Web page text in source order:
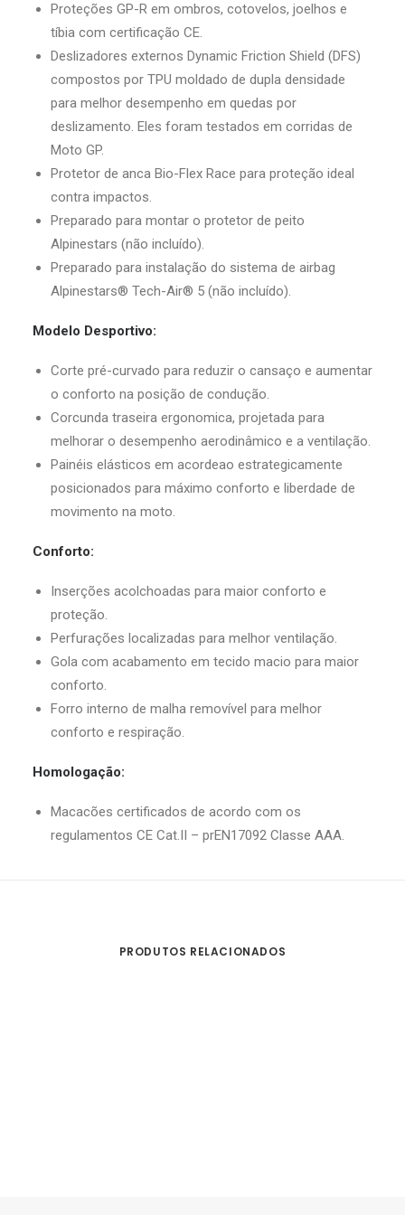
Proteções GP-R em ombros, cotovelos, joelhos e
tíbia com certificação CE.
Deslizadores externos Dynamic Friction Shield (DFS)
compostos por TPU moldado de dupla densidade
para melhor desempenho em quedas por
deslizamento. Eles foram testados em corridas de
Moto GP.
Protetor de anca Bio-Flex Race para proteção ideal
contra impactos.
Preparado para montar o protetor de peito
Alpinestars (não incluído).
Preparado para instalação do sistema de airbag
Alpinestars® Tech-Air® 5 (não incluído).
Modelo Desportivo:
Corte pré-curvado para reduzir o cansaço e aumentar
o conforto na posição de condução.
Corcunda traseira ergonomica, projetada para
melhorar o desempenho aerodinâmico e a ventilação.
Painéis elásticos em acordeao estrategicamente
posicionados para máximo conforto e liberdade de
movimento na moto.
Conforto:
Inserções acolchoadas para maior conforto e
proteção.
Perfurações localizadas para melhor ventilação.
Gola com acabamento em tecido macio para maior
conforto.
Forro interno de malha removível para melhor
conforto e respiração.
Homologação:
Macacões certificados de acordo com os
regulamentos CE Cat.II – prEN17092 Classe AAA.
PRODUTOS RELACIONADOS